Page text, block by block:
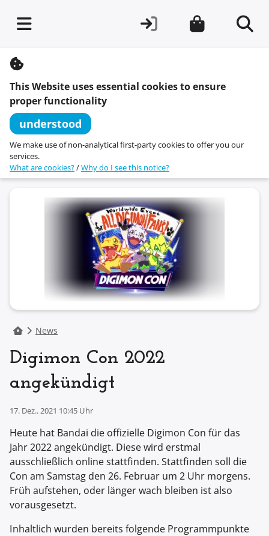
n
This Website uses essential cookies to ensure
proper functionality
understood
We make use of non-analytical first-party cookies to offer you our
services.
What are cookies?/Why do I see this notice?
News
Digimon Con 2022
angekündigt
17. Dez.. 2021 10:45 Uhr
Heute hat Bandai die offizielle Digimon Con für das
Jahr 2022 angekündigt. Diese wird erstmal
ausschließlich online stattfinden. Stattfinden soll die
Con am Samstag den 26. Februar um 2 Uhr morgens.
Früh aufstehen, oder länger wach bleiben ist also
vorausgesetzt.
Inhaltlich wurden bereits folgende Programmpunkte